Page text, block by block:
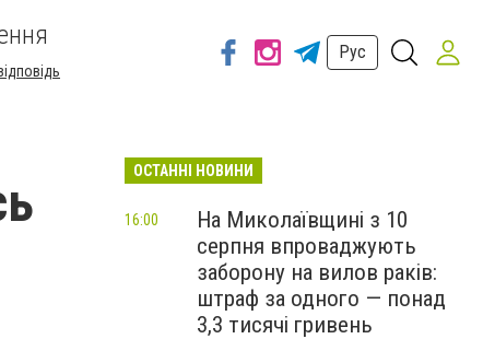
Рус
ОСТАННІ НОВИНИ
На Миколаївщині з 10
серпня впроваджують
заборону на вилов раків:
штраф за одного — понад
3,3 тисячі гривень
16:00